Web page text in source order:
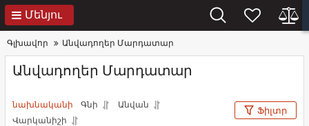
Մենյու
Գլխավոր Անվադողեր Մարդատար
Անվադողեր Մարդատար
նախնականի Գնի
Անվան
Վարկանիշի
Ֆիլտր